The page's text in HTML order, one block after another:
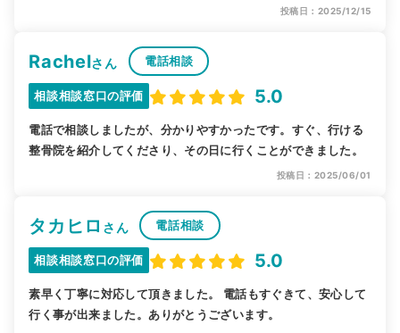
投稿日：2025/12/15
Rachelさん 電話相談
相談相談窓口の評価 5.0
電話で相談しましたが、分かりやすかったです。すぐ、行ける
整骨院を紹介してくださり、その日に行くことができました。
投稿日：2025/06/01
タカヒロ さん 電話相談
相談相談窓口の評価 5.0
素早く丁寧に対応して頂きました。 電話もすぐきて、安心して
行く事が出来ました。ありがとうございます。